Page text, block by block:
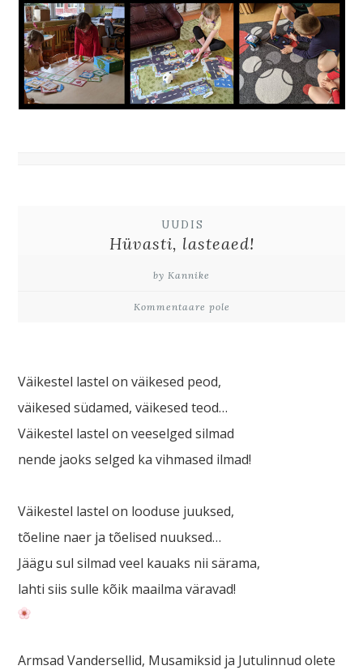
UUDIS
Hüvasti, lasteaed!
by Kannike
Kommentaare pole
Väikestel lastel on väikesed peod,
väikesed südamed, väikesed teod…
Väikestel lastel on veeselged silmad
nende jaoks selged ka vihmased ilmad!
Väikestel lastel on looduse juuksed,
tõeline naer ja tõelised nuuksed…
Jäägu sul silmad veel kauaks nii särama,
lahti siis sulle kõik maailma väravad!
Armsad Vandersellid, Musamiksid ja Jutulinnud olete